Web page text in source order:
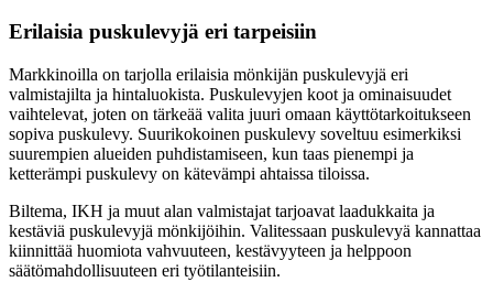
Erilaisia puskulevyjä eri tarpeisiin
Markkinoilla on tarjolla erilaisia mönkijän puskulevyjä eri
valmistajilta ja hintaluokista. Puskulevyjen koot ja ominaisuudet
vaihtelevat, joten on tärkeää valita juuri omaan käyttötarkoitukseen
sopiva puskulevy. Suurikokoinen puskulevy soveltuu esimerkiksi
suurempien alueiden puhdistamiseen, kun taas pienempi ja
ketterämpi puskulevy on kätevämpi ahtaissa tiloissa.
Biltema, IKH ja muut alan valmistajat tarjoavat laadukkaita ja
kestäviä puskulevyjä mönkijöihin. Valitessaan puskulevyä kannattaa
kiinnittää huomiota vahvuuteen, kestävyyteen ja helppoon
säätömahdollisuuteen eri työtilanteisiin.